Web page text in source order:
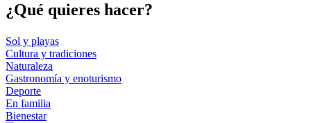
¿Qué quieres hacer?
Sol y playas
Cultura y tradiciones
Naturaleza
Gastronomía y enoturismo
Deporte
En familia
Bienestar